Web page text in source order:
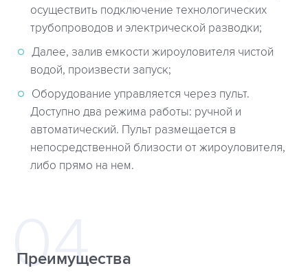
осуществить подключение технологических
трубопроводов и электрической разводки;
Далее, залив емкости жироуловителя чистой
водой, произвести запуск;
Оборудование управляется через пульт.
Доступно два режима работы: ручной и
автоматический. Пульт размещается в
непосредственной близости от жироуловителя,
либо прямо на нем.
Преимущества